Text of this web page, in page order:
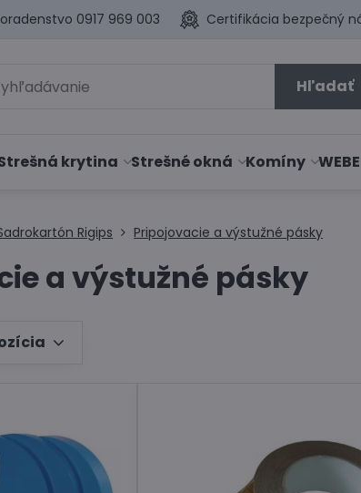
0917 969 003 Certifikácia bezpečný
Hľadať
krytina Strešné okná Komíny
Rigips Pripojovacie a výstužné pásky
a výstužné pásky